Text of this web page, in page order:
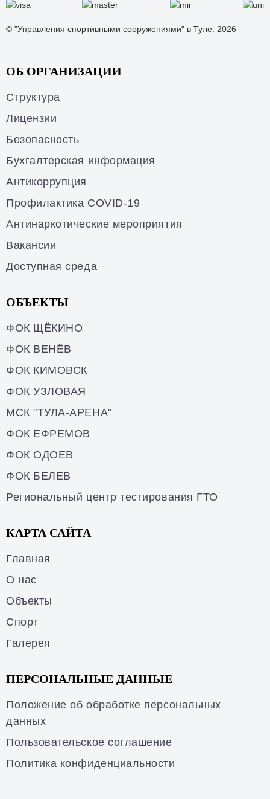
© "Управления спортивными сооружениями" в Туле. 2026
ОБ ОРГАНИЗАЦИИ
Структура
Лицензии
Безопасность
Бухгалтерская информация
Антикоррупция
Профилактика COVID-19
Антинаркотические мероприятия
Вакансии
Доступная среда
ОБЪЕКТЫ
ФОК ЩЁКИНО
ФОК ВЕНЁВ
ФОК КИМОВСК
ФОК УЗЛОВАЯ
МСК "ТУЛА-АРЕНА"
ФОК ЕФРЕМОВ
ФОК ОДОЕВ
ФОК БЕЛЕВ
Региональный центр тестирования ГТО
КАРТА САЙТА
Главная
О нас
Объекты
Спорт
Галерея
ПЕРСОНАЛЬНЫЕ ДАННЫЕ
Положение об обработке персональных
данных
Пользовательское соглашение
Политика конфиденциальности